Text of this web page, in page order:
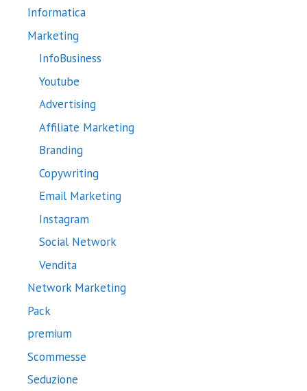
Informatica
Marketing
InfoBusiness
Youtube
Advertising
Affiliate Marketing
Branding
Copywriting
Email Marketing
Instagram
Social Network
Vendita
Network Marketing
Pack
premium
Scommesse
Seduzione